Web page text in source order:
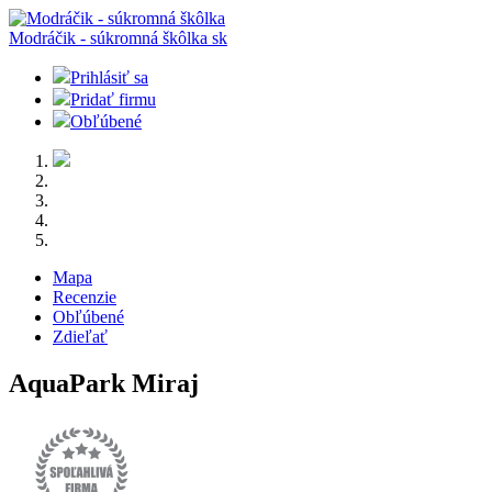
Modráčik - súkromná škôlka sk
Prihlásiť sa
Pridať firmu
Obľúbené
Mapa
Recenzie
Obľúbené
Zdieľať
AquaPark Miraj